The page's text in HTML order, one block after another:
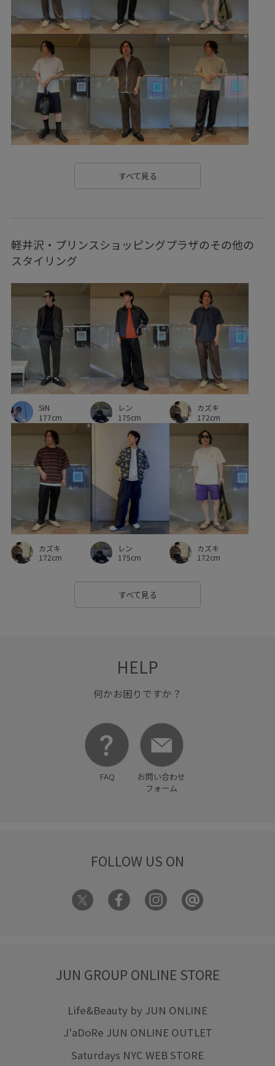
セットアップ テーパードパンツ トレンド
ドローコード ノースリーブ プルオーバー
ベルト ホワイト ボーダー ポケット付き
ポリエステル モード感 ラウンドカットの裾 ラフ
リネン ワイドデニム ワイドパンツ
ヴィンテージ ヴィンテージ感 主役アイテム 伸縮性
合わせやすい 接触冷感
毎シーズン 着やすい
すべて見る
軽井沢・プリンスショッピングプラザのその他の
スタイリング
SiN
177cm
レン
175cm
カズキ
172cm
カズキ
172cm
レン
175cm
カズキ
172cm
すべて見る
HELP
何かお困りですか？
FAQ
お問い合わせ
フォーム
FOLLOW US ON
JUN GROUP ONLINE STORE
Life&Beauty by JUN ONLINE
J'aDoRe JUN ONLINE OUTLET
Saturdays NYC WEB STORE